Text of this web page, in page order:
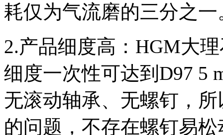
耗仅为气流磨的三分之一
2.产品细度高：HGM大
细度一次性可达到D97 5
无滚动轴承、无螺钉，
的问题，不存在螺钉易